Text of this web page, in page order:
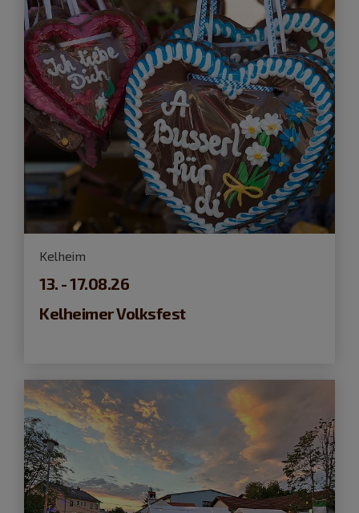
Kelheim
13. - 17.08.26
Kelheimer Volksfest